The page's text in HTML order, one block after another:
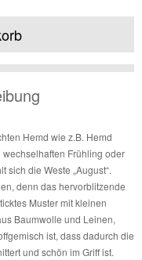
Hemd wie z.B. Hemd
wechselhaften Frühling oder
sich die Weste „August“.
denn das hervorblitzende
Muster mit kleinen
Baumwolle und Leinen,
ist, dass dadurch die
und schön im Griff ist.